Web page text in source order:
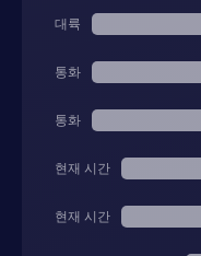
대륙
통화
통화
현재 시간
현재 시간